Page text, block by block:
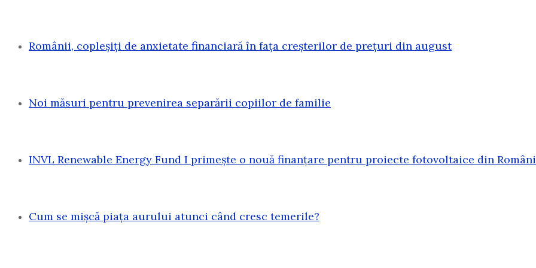
Românii, copleșiți de anxietate financiară în fața creșterilor de prețuri din august
Noi măsuri pentru prevenirea separării copiilor de familie
INVL Renewable Energy Fund I primește o nouă finanțare pentru proiecte fotovoltaice din
Cum se mișcă piața aurului atunci când cresc temerile?